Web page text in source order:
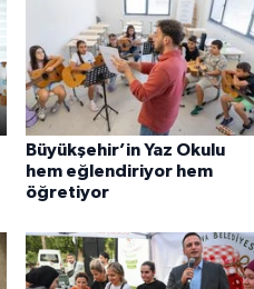
Büyükşehir’in Yaz Okulu
hem eğlendiriyor hem
öğretiyor